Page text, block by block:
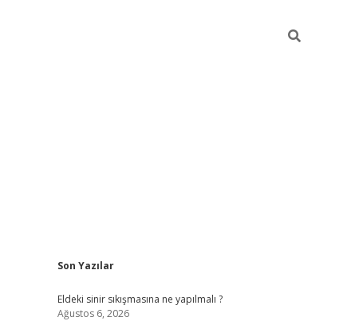
Sidebar
Son Yazılar
Eldeki sinir sıkışmasına ne yapılmalı ?
Ağustos 6, 2026